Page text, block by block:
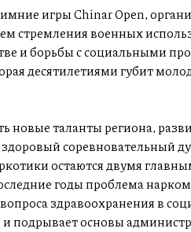
игры Chinar Open,
стремления военных
и борьбы с социальными
десятилетиями губит
новые таланты региона,
соревновательный
остаются двумя
годы проблема
здравоохранения в
и подрывает основы